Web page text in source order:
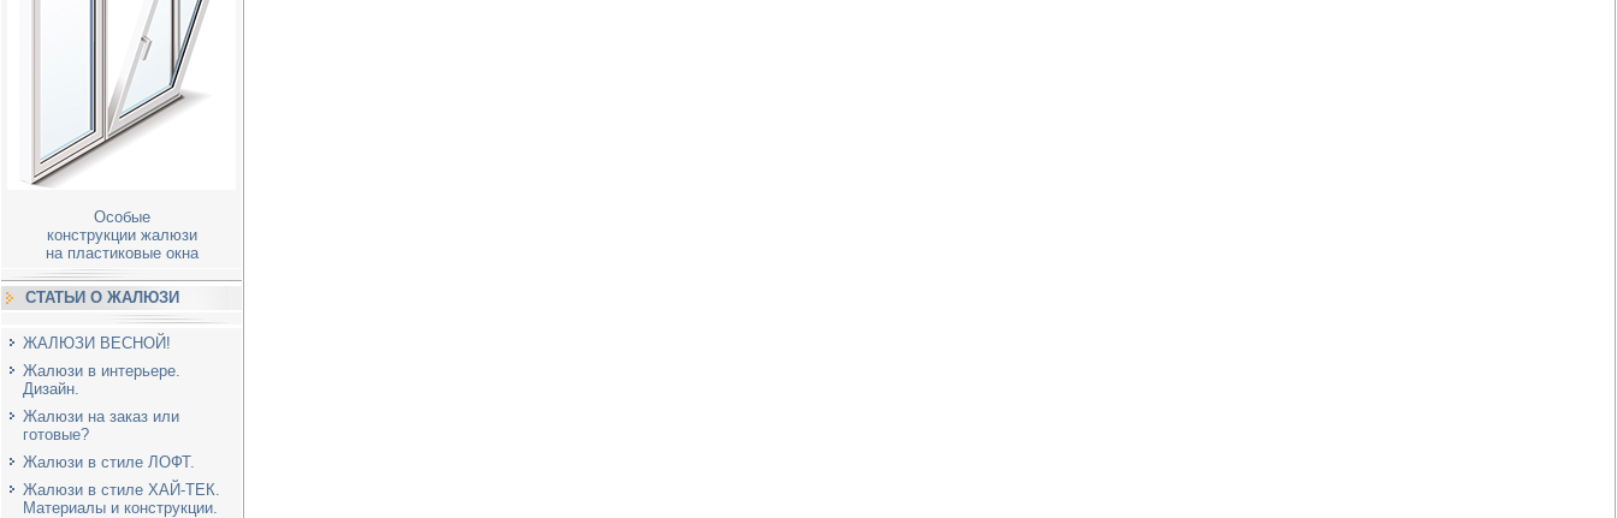
Особые
конструкции жалюзи
на пластиковые окна
СТАТЬИ О ЖАЛЮЗИ
ЖАЛЮЗИ ВЕСНОЙ!
Жалюзи в интерьере.
Дизайн.
Жалюзи на заказ или
готовые?
Жалюзи в стиле ЛОФТ.
Жалюзи в стиле ХАЙ-ТЕК.
Материалы и конструкции.